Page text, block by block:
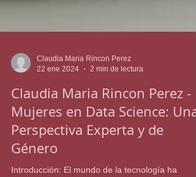
22 ene 2024
2 min de lectura
Claudia Maria Rincon Perez -
Mujeres en Data Science: Una
Perspectiva Experta y de
Género